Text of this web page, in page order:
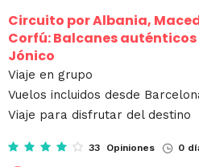
Circuito por Albania,
Corfú: Balcanes
Jónico
Viaje en grupo
Vuelos incluidos desde
Viaje para disfrutar del destino
33 Opiniones 0